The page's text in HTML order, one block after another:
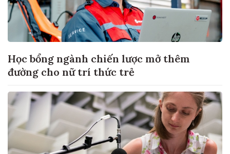
Học bổng ngành chiến lược mở thêm
đường cho nữ trí thức trẻ